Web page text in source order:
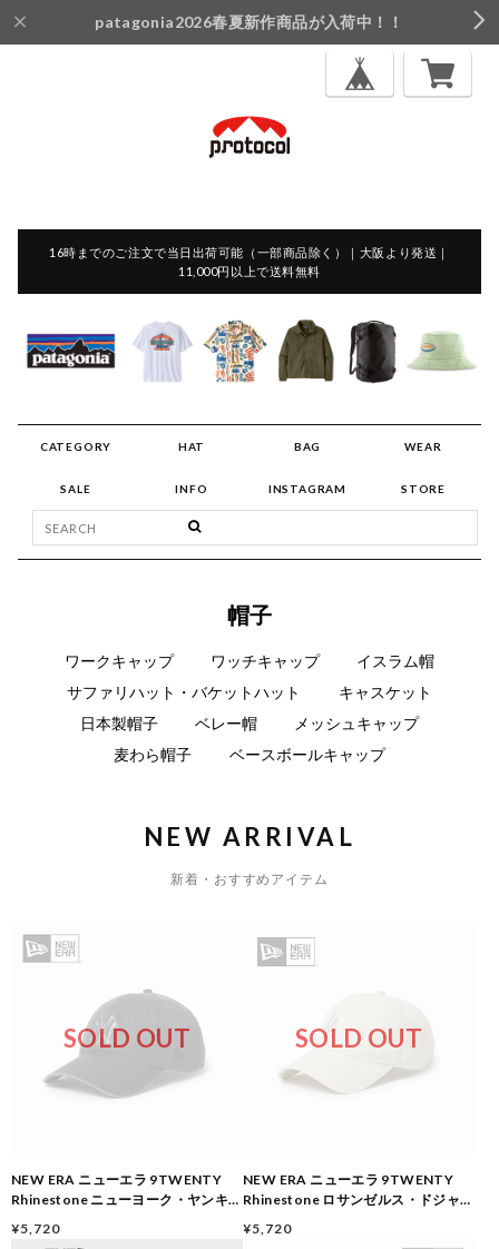
patagonia2026春夏新作商品が入荷中！！
16時までのご注文で当日出荷可能（一部商品除く）｜大阪より発送｜
11,000円以上で送料無料
CATEGORY HAT BAG WEAR
SALE INFO INSTAGRAM STORE
帽子
ワークキャップ ワッチキャップ
イスラム帽
サファリハット・バケットハット
キャスケット
日本製帽子
ベレー帽
メッシュキャップ
麦わら帽子
ベースボールキャップ
NEW ARRIVAL
新着・おすすめアイテム
SOLD OUT
NEW ERA ニューエラ 9TWENTY
Rhinestone ニューヨーク・ヤンキー
MLB メンズ レディース ユニセックス
¥5,720
SOLD OUT
NEW ERA ニューエラ 9TWENTY
Rhinestone ロサンゼルス・ドジャー
MLB メンズ レディース ユニセックス
¥5,720